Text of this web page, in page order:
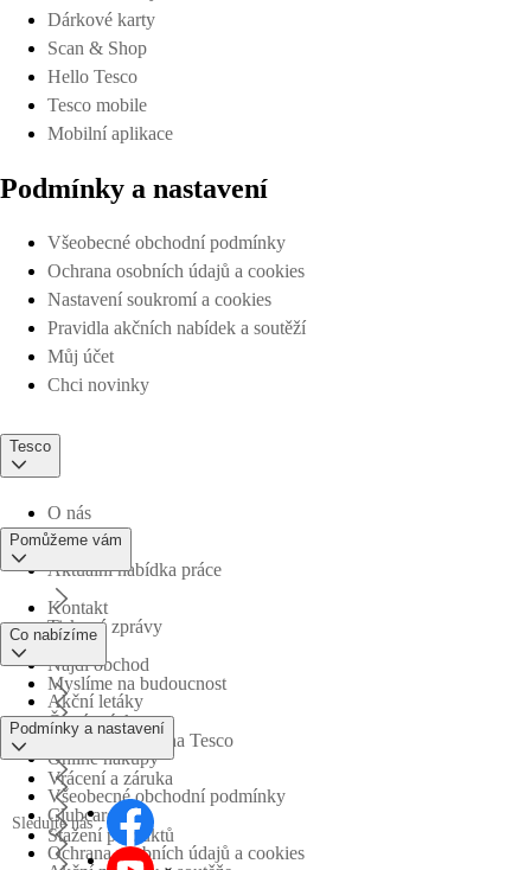
Dárkové karty
Scan & Shop
Hello Tesco
Tesco mobile
Mobilní aplikace
Podmínky a nastavení
Všeobecné obchodní podmínky
Ochrana osobních údajů a cookies
Nastavení soukromí a cookies
Pravidla akčních nabídek a soutěží
Můj účet
Chci novinky
Tesco
O nás
Aktuální nabídka práce
Tiskové zprávy
Myslíme na budoucnost
Obchodní skupina Tesco
Pomůžeme vám
Kontakt
Najdi obchod
Časté otázky
Vrácení a záruka
Stažení produktů
Co nabízíme
Akční letáky
Online nákupy
Clubcard
Podmínky a nastavení
Všeobecné obchodní podmínky
Ochrana osobních údajů a cookies
Sledujte nás